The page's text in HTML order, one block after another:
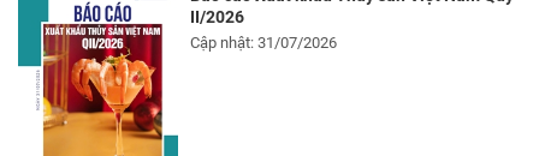
II/2026
Cập nhật: 31/07/2026